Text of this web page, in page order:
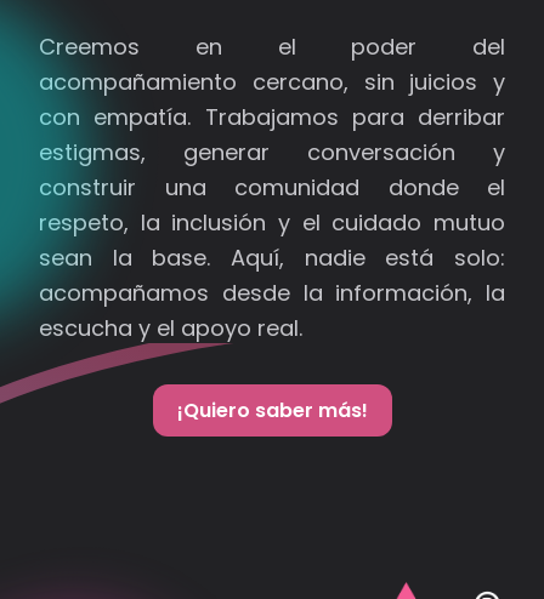
Creemos en el poder del
acompañamiento cercano, sin juicios y
con empatía. Trabajamos para derribar
estigmas, generar conversación y
construir una comunidad donde el
respeto, la inclusión y el cuidado mutuo
sean la base. Aquí, nadie está solo:
acompañamos desde la información, la
escucha y el apoyo real.
¡Quiero saber más!